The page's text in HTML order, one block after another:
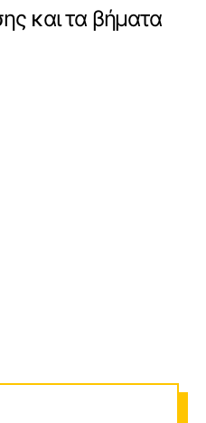
και τα βήματα